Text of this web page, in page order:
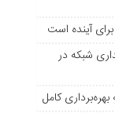
آینده است
شبکه در